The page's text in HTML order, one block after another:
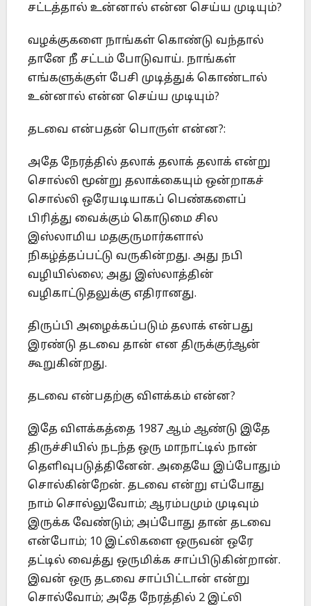
சட்டத்தால் உன்னால் என்ன செய்ய முடியும்?
வழக்குகளை நாங்கள் கொண்டு வந்தால்
தானே நீ சட்டம் போடுவாய். நாங்கள்
எங்களுக்குள் பேசி முடித்துக் கொண்டால்
உன்னால் என்ன செய்ய முடியும்?
தடவை என்பதன் பொருள் என்ன?:
அதே நேரத்தில் தலாக் தலாக் தலாக் என்று
சொல்லி மூன்று தலாக்கையும் ஒன்றாகச்
சொல்லி ஒரேயடியாகப் பெண்களைப்
பிரித்து வைக்கும் கொடுமை சில
இஸ்லாமிய மதகுருமார்களால்
நிகழ்த்தப்பட்டு வருகின்றது. அது நபி
வழியில்லை; அது இஸ்லாத்தின்
வழிகாட்டுதலுக்கு எதிரானது.
திருப்பி அழைக்கப்படும் தலாக் என்பது
இரண்டு தடவை தான் என திருக்குர்ஆன்
கூறுகின்றது.
தடவை என்பதற்கு விளக்கம் என்ன?
இதே விளக்கத்தை 1987 ஆம் ஆண்டு இதே
திருச்சியில் நடந்த ஒரு மாநாட்டில் நான்
தெளிவுபடுத்தினேன். அதையே இப்போதும்
சொல்கின்றேன். தடவை என்று எப்போது
நாம் சொல்லுவோம்; ஆரம்பமும் முடிவும்
இருக்க வேண்டும்; அப்போது தான் தடவை
என்போம்; 10 இட்லிகளை ஒருவன் ஒரே
தட்டில் வைத்து ஒருமிக்க சாப்பிடுகின்றான்.
இவன் ஒரு தடவை சாப்பிட்டான் என்று
சொல்வோம்; அதே நேரத்தில் 2 இட்லி